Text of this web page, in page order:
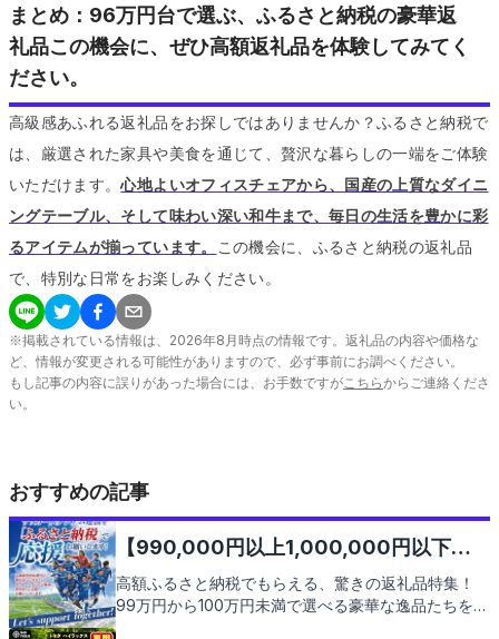
まとめ：96万円台で選ぶ、ふるさと納税の豪華返
礼品この機会に、ぜひ高額返礼品を体験してみてく
ださい。
高級感あふれる返礼品をお探しではありませんか？ふるさと納税で
は、厳選された家具や美食を通じて、贅沢な暮らしの一端をご体験
いただけます。心地よいオフィスチェアから、国産の上質なダイニ
ングテーブル、そして味わい深い和牛まで、毎日の生活を豊かに彩
るアイテムが揃っています。
この機会に、ふるさと納税の返礼品
で、特別な日常をお楽しみください。
※掲載されている情報は、 2026年8 月時点の情報です。返礼品の内容や価格な
ど、情報が変更される可能性がありますので、必ず事前にお調べください。
もし記事の内容に誤りがあった場合には、お手数ですがこちらからご連絡くださ
い。
おすすめの記事
【990,000円以上1,000,000円以下】
人気のおすすめふるさと納税返礼品9選
高額ふるさと納税でもらえる、驚きの返礼品特集！
99万円から100万円未満で選べる豪華な逸品たちをご